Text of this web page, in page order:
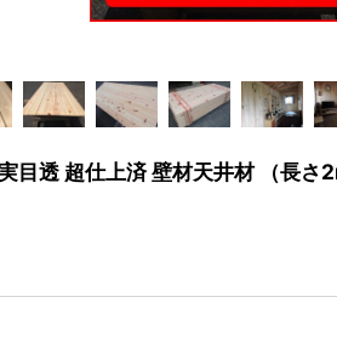
目透 超仕上済 壁材天井材 （長